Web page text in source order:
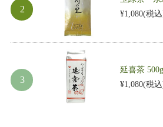
¥1,080(税
延喜茶 500g
¥1,080(税